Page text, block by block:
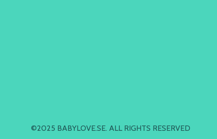
©2025 BABYLOVE.SE. ALL RIGHTS RESERVED